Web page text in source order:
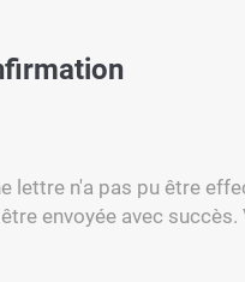
lettre n'a pas pu être
envoyée avec